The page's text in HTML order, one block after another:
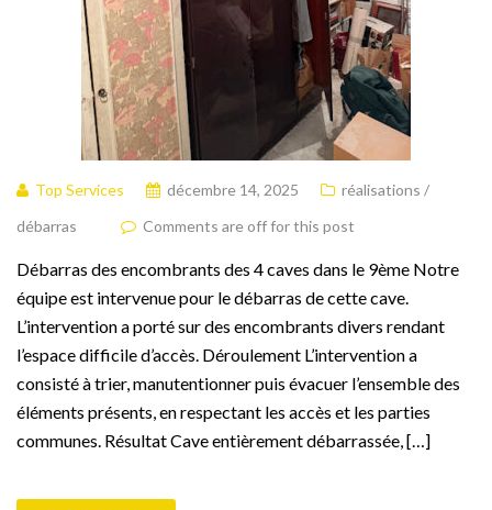
Top Services décembre 14, 2025
réalisations /
débarras
Comments are off for this post
Débarras des encombrants des 4 caves dans le 9ème Notre
équipe est intervenue pour le débarras de cette cave.
L’intervention a porté sur des encombrants divers rendant
l’espace difficile d’accès. Déroulement L’intervention a
consisté à trier, manutentionner puis évacuer l’ensemble des
éléments présents, en respectant les accès et les parties
communes. Résultat Cave entièrement débarrassée, […]